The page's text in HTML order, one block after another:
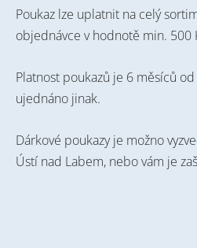
Poukaz lze uplatnit na celý
objednávce v hodnotě min. 500
Platnost poukazů je 6 měsíců
ujednáno jinak.
Dárkové poukazy je možno
Ústí nad Labem, nebo vám je